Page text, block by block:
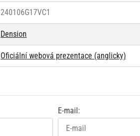
240106G17VC1
Dension
Oficiální webová prezentace (anglicky)
E-mail: